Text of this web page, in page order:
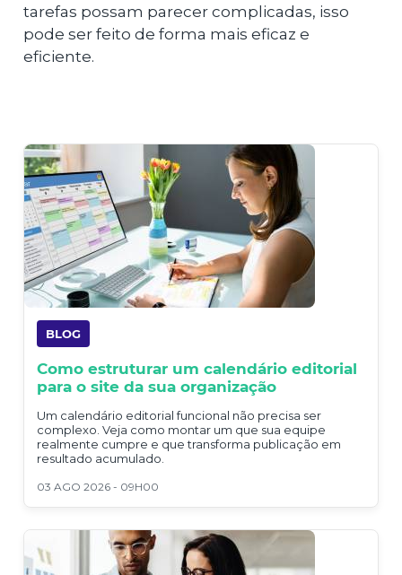
tarefas possam parecer complicadas, isso
pode ser feito de forma mais eficaz e
eficiente.
BLOG
Como estruturar um calendário editorial
para o site da sua organização
Um calendário editorial funcional não precisa ser
complexo. Veja como montar um que sua equipe
realmente cumpre e que transforma publicação em
resultado acumulado.
03 AGO 2026 - 09H00